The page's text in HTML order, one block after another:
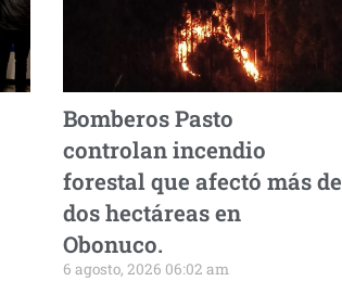
Bomberos Pasto
controlan incendio
forestal que afectó más de
dos hectáreas en
Obonuco.
6 agosto, 2026 06:02 am